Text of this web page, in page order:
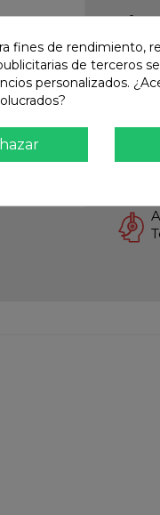
share
fines de rendimiento,
de terceros
personalizados.